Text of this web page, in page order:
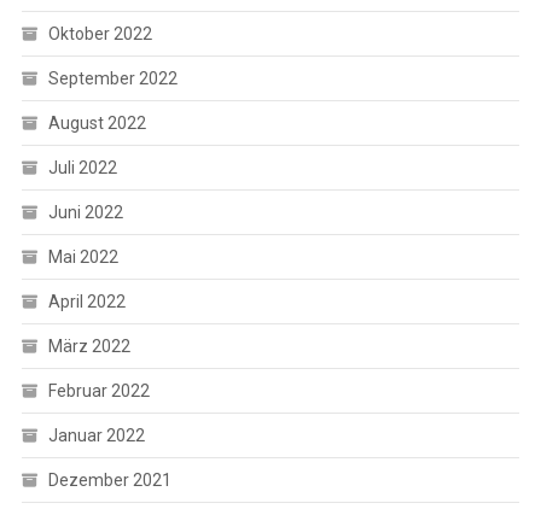
Oktober 2022
September 2022
August 2022
Juli 2022
Juni 2022
Mai 2022
April 2022
März 2022
Februar 2022
Januar 2022
Dezember 2021